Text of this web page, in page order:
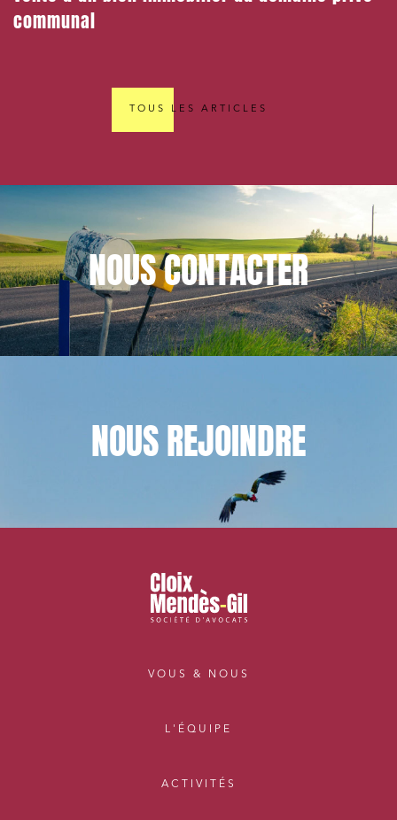
communal
TOUS LES ARTICLES
NOUSCONTACTER
NOUSREJOINDRE
VOUS & NOUS
L'ÉQUIPE
ACTIVITÉS